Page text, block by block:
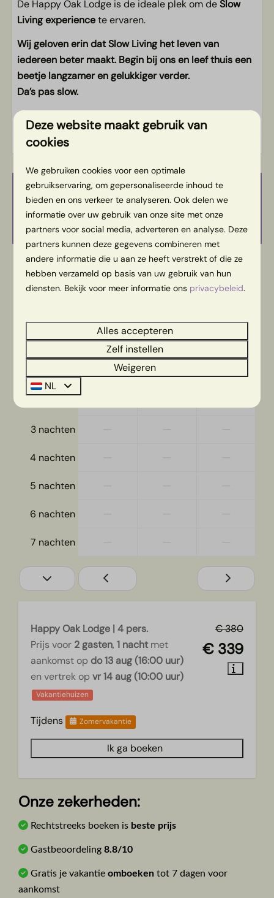
Kids
Een bed kan vervangen worden voor een
kinderbedje
Gratis WiFi
De Happy Oak Lodge is de ideale plek om deSlow
Living experiencete ervaren.
Wij geloven erin dat Slow Living het leven van
iedereen beter maakt. Begin bij ons en leef thuis een
beetje langzamer en gelukkiger verder.
Da’s pas slow.
Energielabel:
Beschikbaarheid en prijs, het
serieuze gedeelte
2 gasten
wo
12 aug
do
13 aug
vr
1 nacht
— € 339 —
3 nachten
4 nachten
5 nachten
6 nachten
7 nachten
€ 380
€ 339
Happy Oak Lodge | 4 pers.
Prijs voor 2 gasten, 1 nachtmet
aankomst op do 13 aug (16:00 uur)
en vertrek op vr 14 aug (10:00 uur)
Vakantiehuizen
Tijdens Zomervakantie
Ik ga boeken
Onze zekerheden:
Rechtstreeks boeken is beste prijs
Gastbeoordeling 8.8/10
Gratis je vakantie omboeken tot 7 dagen voor
aankomst
Deze website maakt gebruik van
cookies
We gebruiken cookies voor een optimale
gebruikservaring, om gepersonaliseerde inhoud te
bieden en ons verkeer te analyseren. Ook delen we
informatie over uw gebruik van onze site met onze
partners voor social media, adverteren en analyse. Deze
partners kunnen deze gegevens combineren met
andere informatie die u aan ze heeft verstrekt of die ze
hebben verzameld op basis van uw gebruik van hun
diensten. Bekijk voor meer informatie ons privacybeleid.
Alles accepteren
Zelf instellen
Weigeren
NL